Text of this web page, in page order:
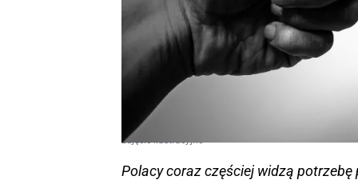
zdjęcie ilustracyjne
Polacy coraz częściej widzą